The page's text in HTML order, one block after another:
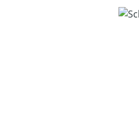
Bildergalerie